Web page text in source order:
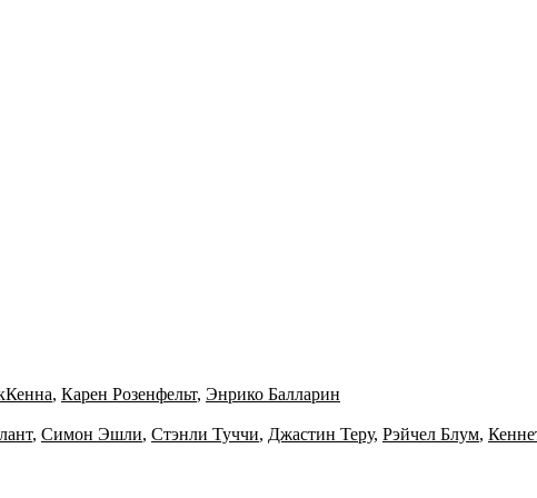
, Карен Розенфельт, Энрико Балларин
, Симон Эшли, Стэнли Туччи, Джастин Теру, Рэйчел Блум,